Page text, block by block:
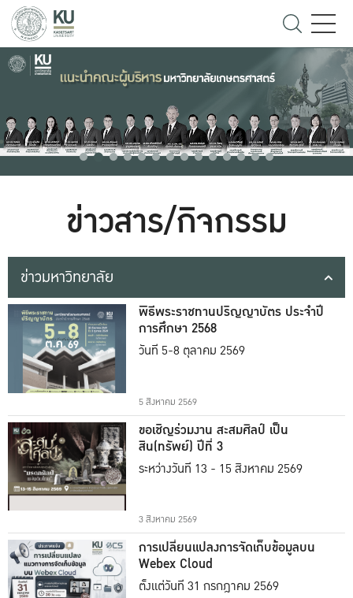
ข่าวสาร/กิจกรรม
ข่าวมหาวิทยาลัย
พิธีพระราชทานปริญญาบัตร ประจำปี
การศึกษา 2568
วันที่ 5-8 ตุลาคม 2569
5 สิงหาคม 2569
ขอเชิญร่วมงาน สะสมศิลป์ เป็น
สิน(ทรัพย์) ปีที่ 3
ระหว่างวันที่ 13 - 15 สิงหาคม 2569
3 สิงหาคม 2569
การเปลี่ยนแปลงการจัดเก็บข้อมูลบน
Webex Cloud
ตั้งแต่วันที่ 31 กรกฎาคม 2569